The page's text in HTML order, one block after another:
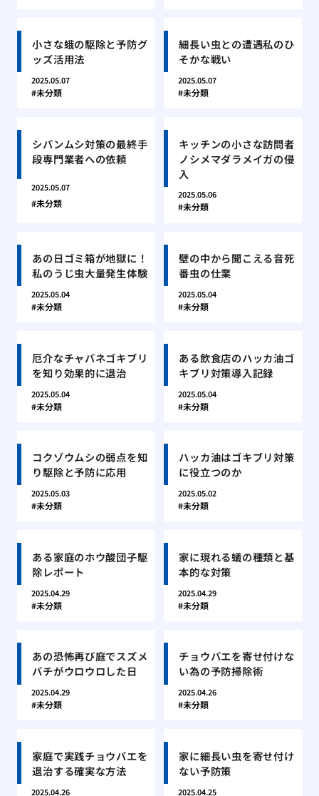
小さな蛾の駆除と予防グ
ッズ活用法
2025.05.07
未分類
細長い虫との遭遇私のひ
そかな戦い
2025.05.07
未分類
シバンムシ対策の最終手
段専門業者への依頼
2025.05.07
未分類
キッチンの小さな訪問者
ノシメマダラメイガの侵
入
2025.05.06
未分類
あの日ゴミ箱が地獄に！
私のうじ虫大量発生体験
2025.05.04
未分類
壁の中から聞こえる音死
番虫の仕業
2025.05.04
未分類
厄介なチャバネゴキブリ
を知り効果的に退治
2025.05.04
未分類
ある飲食店のハッカ油ゴ
キブリ対策導入記録
2025.05.04
未分類
コクゾウムシの弱点を知
り駆除と予防に応用
2025.05.03
未分類
ハッカ油はゴキブリ対策
に役立つのか
2025.05.02
未分類
ある家庭のホウ酸団子駆
除レポート
2025.04.29
未分類
家に現れる蟻の種類と基
本的な対策
2025.04.29
未分類
あの恐怖再び庭でスズメ
バチがウロウロした日
2025.04.29
未分類
チョウバエを寄せ付けな
い為の予防掃除術
2025.04.26
未分類
家庭で実践チョウバエを
退治する確実な方法
2025.04.26
家に細長い虫を寄せ付け
ない予防策
2025.04.25